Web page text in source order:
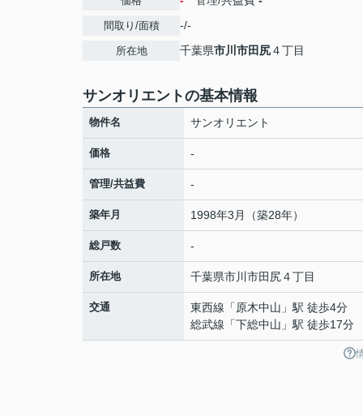
間取り/面積 -/-
所在地 千葉県市川市田尻４丁目
サンオリエントの基本情報
物件名 サンオリエント
価格 -
管理/共益費 -
築年月 1998年3月（築28年）
総戸数 -
所在地 千葉県市川市田尻４丁目
交通 東西線 「 原木中山 」駅 徒歩4分
総武線 「下総中山 」駅 徒歩17分